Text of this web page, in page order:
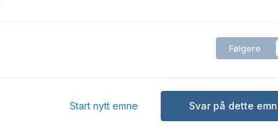
Følgere
Svar på dette
Start nytt emne